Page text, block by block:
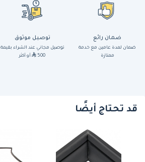
ضمان رائع
ضمان لمدة عامين مع خدمة
ممتازة
توصيل موثوق
توصيل مجاني عند الشراء بقيمة
500
أو أكثر
قد تحتاج أيضًا